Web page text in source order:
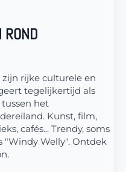
rijke culturele en
tegelijkertijd als
het
Kunst, film,
cafés... Trendy, soms
"Windy Welly". Ontdek